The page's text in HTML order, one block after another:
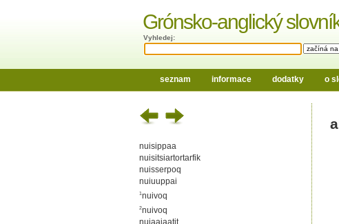
Grónsko-anglický
Vyhledej:
seznam informace dodatky o
nuisippaa
nuisitsiartortarfik
nuisserpoq
nuiuuppai
1nuivoq
2nuivoq
nujaajaatit